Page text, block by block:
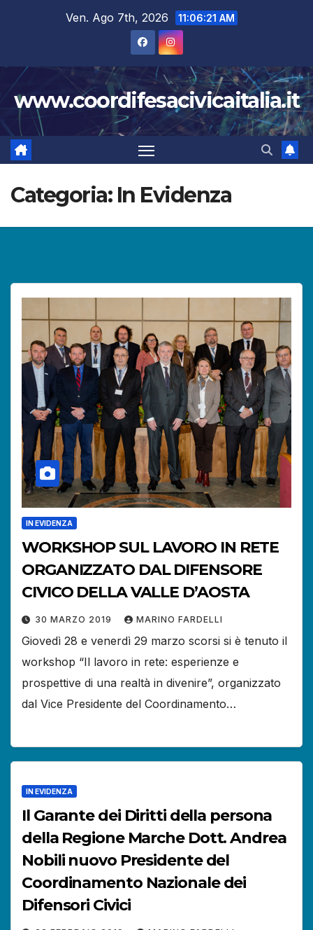
Ven. Ago 7th, 2026 11:06:22 AM
www.coordifesacivicaitalia.it
Categoria: In Evidenza
IN EVIDENZA
WORKSHOP SUL LAVORO IN RETE
ORGANIZZATO DAL DIFENSORE
CIVICO DELLA VALLE D’AOSTA
30 MARZO 2019 MARINO FARDELLI
Giovedì 28 e venerdì 29 marzo scorsi si è tenuto il
workshop “Il lavoro in rete: esperienze e
prospettive di una realtà in divenire”, organizzato
dal Vice Presidente del Coordinamento…
IN EVIDENZA
Il Garante dei Diritti della persona
della Regione Marche Dott. Andrea
Nobili nuovo Presidente del
Coordinamento Nazionale dei
Difensori Civici